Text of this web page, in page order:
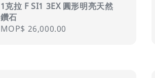
1克拉 F SI1 3EX 圓形明亮天然
鑽石
Regular
MOP$ 26,000.00